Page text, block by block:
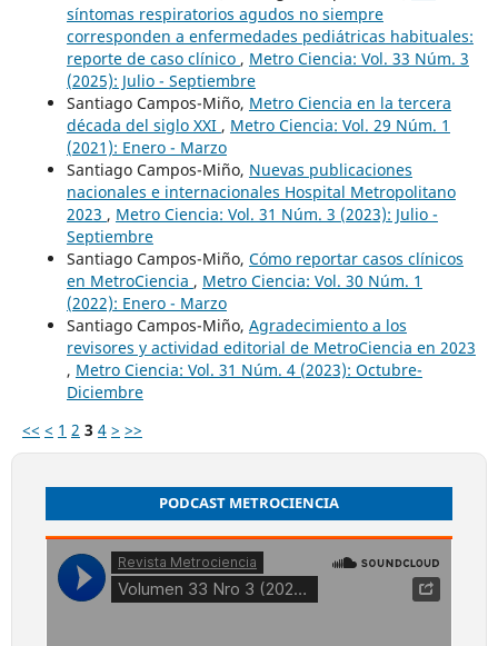
síntomas respiratorios agudos no siempre
corresponden a enfermedades pediátricas habituales:
reporte de caso clínico , Metro Ciencia: Vol. 33 Núm. 3
(2025): Julio - Septiembre
Santiago Campos-Miño, Metro Ciencia en la tercera
década del siglo XXI , Metro Ciencia: Vol. 29 Núm. 1
(2021): Enero - Marzo
Santiago Campos-Miño, Nuevas publicaciones
nacionales e internacionales Hospital Metropolitano
2023 , Metro Ciencia: Vol. 31 Núm. 3 (2023): Julio -
Septiembre
Santiago Campos-Miño, Cómo reportar casos clínicos
en MetroCiencia , Metro Ciencia: Vol. 30 Núm. 1
(2022): Enero - Marzo
Santiago Campos-Miño, Agradecimiento a los
revisores y actividad editorial de MetroCiencia en 2023
, Metro Ciencia: Vol. 31 Núm. 4 (2023): Octubre-
Diciembre
<< < 1 2 3 4 > >>
PODCAST METROCIENCIA